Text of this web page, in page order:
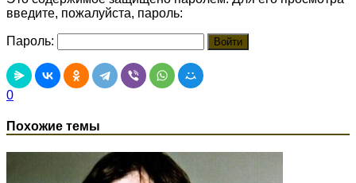
введите, пожалуйста, пароль:
Пароль:
0
Похожие темы